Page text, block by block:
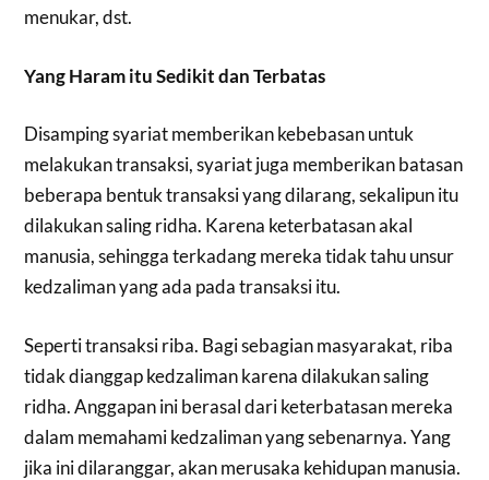
menukar, dst.
Yang Haram itu Sedikit dan Terbatas
Disamping syariat memberikan kebebasan untuk
melakukan transaksi, syariat juga memberikan batasan
beberapa bentuk transaksi yang dilarang, sekalipun itu
dilakukan saling ridha. Karena keterbatasan akal
manusia, sehingga terkadang mereka tidak tahu unsur
kedzaliman yang ada pada transaksi itu.
Seperti transaksi riba. Bagi sebagian masyarakat, riba
tidak dianggap kedzaliman karena dilakukan saling
ridha. Anggapan ini berasal dari keterbatasan mereka
dalam memahami kedzaliman yang sebenarnya. Yang
jika ini dilaranggar, akan merusaka kehidupan manusia.